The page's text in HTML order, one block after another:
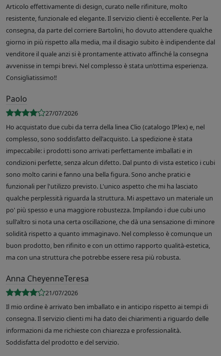
Articolo effettivamente di design, curato nelle rifiniture, molto
resistente, funzionale ed elegante. Il servizio clienti è eccellente. Per la
consegna, da parte del corriere Bartolini, ho dovuto attendere qualche
giorno in più rispetto alla media, ma il disagio subito è indipendente dal
venditore il quale anzi si è prontamente attivato affinché la consegna
avvenisse in tempi brevi. Nel complesso è stata un’ottima esperienza.
Consigliatissimo!!
Paolo
27/07/2026
Ho acquistato due cubi da terra della linea Clio (catalogo IPlex) e, nel
complesso, sono soddisfatto dell'acquisto. La spedizione è stata
impeccabile: i prodotti sono arrivati perfettamente imballati e in
condizioni perfette, senza alcun difetto. Dal punto di vista estetico i cubi
sono molto carini e fanno una bella figura. Sono anche pratici e
funzionali per l'utilizzo previsto. L'unico aspetto che mi ha lasciato
qualche perplessità riguarda la struttura. Mi aspettavo un materiale un
po' più spesso e una maggiore robustezza. Impilando i due cubi uno
sull'altro si nota una certa oscillazione, che dà una sensazione di minore
solidità rispetto a quanto immaginavo. Nel complesso è comunque un
buon prodotto, ben rifinito e con un ottimo rapporto qualità-estetica,
ma con una struttura che potrebbe essere resa più robusta.
Anna CheyenneTeresa
21/07/2026
Il mio ordine è arrivato ben imballato e in anticipo rispetto ai tempi di
consegna. Il servizio clienti mi ha dato dei chiarimenti a riguardo delle
informazioni da me richieste con chiarezza e professionalità.
Soddisfatta del prodotto e del servizio.